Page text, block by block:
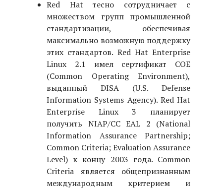
Red Hat тесно сотрудничает с
множеством групп промышленной
стандартизации, обеспечивая
максимально возможную поддержку
этих стандартов. Red Hat Enterprise
Linux 2.1 имел сертификат COE
(Common Operating Environment),
выданный DISA (U.S. Defense
Information Systems Agency). Red Hat
Enterprise Linux 3 планирует
получить NIAP/CC EAL 2 (National
Information Assurance Partnership;
Common Criteria; Evaluation Assurance
Level) к концу 2003 года. Common
Criteria является общепризнанным
международным критерием и